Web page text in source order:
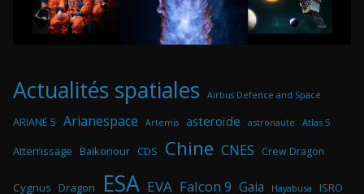
Actualités spatiales Airbus Defence and Space
ARIANE 5 Arianespace Artemis asteroïde astronaute Atlas 5
Atterrissage Baikonour CDS Chine CNES Crew Dragon
Cygnus Dragon ESA EVA Falcon 9 Gaia Hayabusa ISRO